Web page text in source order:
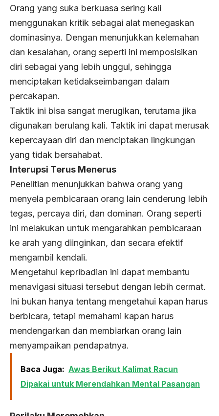
Orang yang suka berkuasa sering kali
menggunakan kritik sebagai alat menegaskan
dominasinya. Dengan menunjukkan kelemahan
dan kesalahan, orang seperti ini memposisikan
diri sebagai yang lebih unggul, sehingga
menciptakan ketidakseimbangan dalam
percakapan.
Taktik ini bisa sangat merugikan, terutama jika
digunakan berulang kali. Taktik ini dapat merusak
kepercayaan diri dan menciptakan lingkungan
yang tidak bersahabat.
Interupsi Terus Menerus
Penelitian menunjukkan bahwa orang yang
menyela pembicaraan orang lain cenderung lebih
tegas, percaya diri, dan dominan. Orang seperti
ini melakukan untuk mengarahkan pembicaraan
ke arah yang diinginkan, dan secara efektif
mengambil kendali.
Mengetahui kepribadian ini dapat membantu
menavigasi situasi tersebut dengan lebih cermat.
Ini bukan hanya tentang mengetahui kapan harus
berbicara, tetapi memahami kapan harus
mendengarkan dan membiarkan orang lain
menyampaikan pendapatnya.
Baca Juga: Awas Berikut Kalimat Racun
Dipakai untuk Merendahkan Mental Pasangan